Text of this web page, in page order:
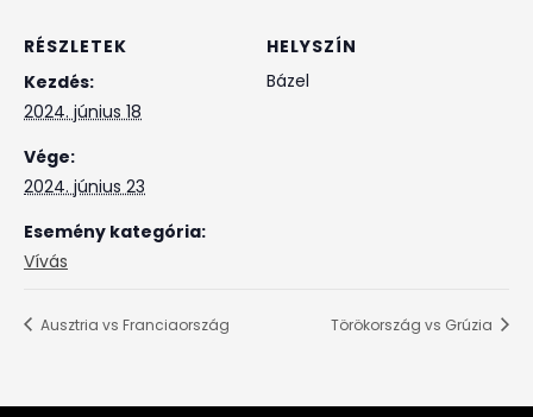
RÉSZLETEK
Kezdés:
2024. június 18
Vége:
2024. június 23
Esemény kategória:
Vívás
HELYSZÍN
Bázel
Ausztria vs Franciaország Törökország vs Grúzia